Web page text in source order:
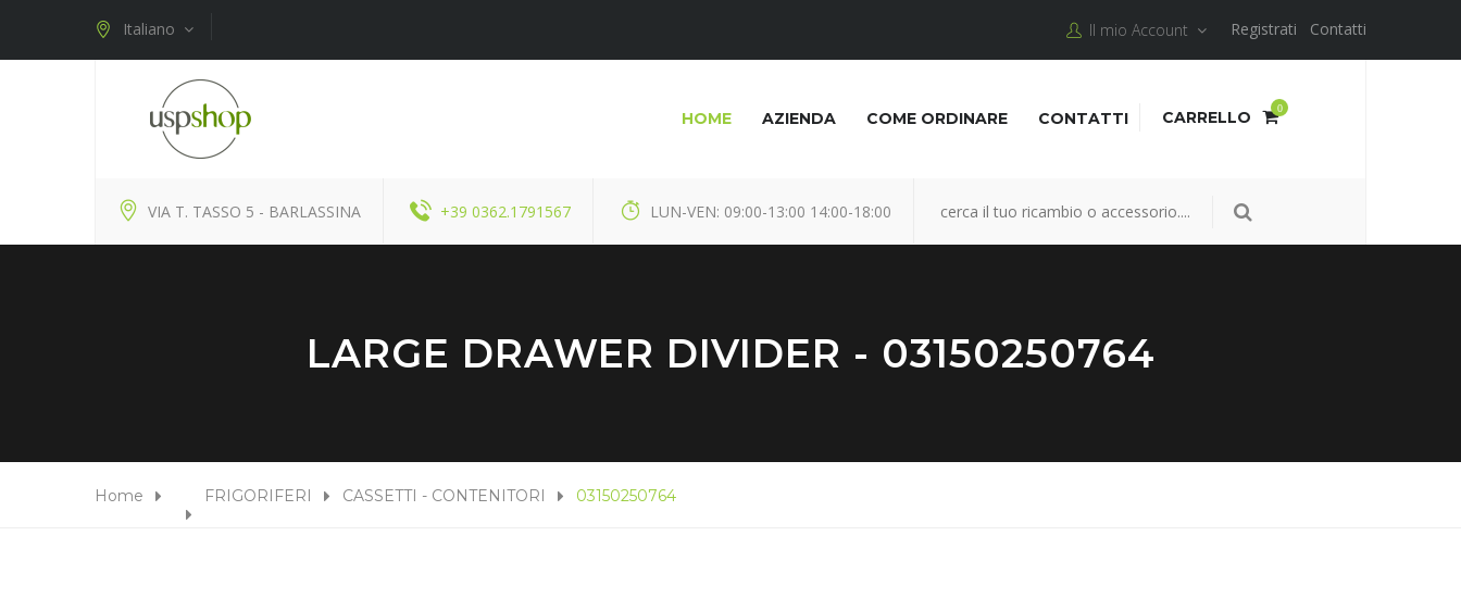
Italiano Il mio Account Registrati Contatti
HOME AZIENDA COME ORDINARE CONTATTI CARRELLO 0
VIA T. TASSO 5 - BARLASSINA +39 0362.1791567 LUN-VEN: 09:00-13:00 14:00-18:00
LARGE DRAWER DIVIDER - 03150250764
Home FRIGORIFERI CASSETTI - CONTENITORI 03150250764